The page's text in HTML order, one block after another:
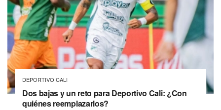
DEPORTIVO CALI
Dos bajas y un reto para Deportivo Cali: ¿Con
quiénes reemplazarlos?